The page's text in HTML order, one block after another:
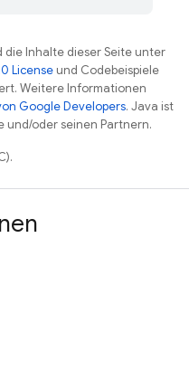
die Inhalte dieser Seite unter
License und Codebeispiele
Weitere Informationen
Google Developers. Java ist
und/oder seinen Partnern.